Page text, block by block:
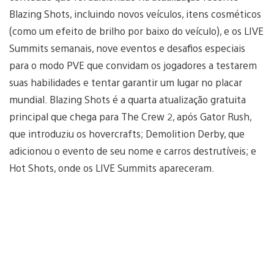
Blazing Shots, incluindo novos veículos, itens cosméticos
(como um efeito de brilho por baixo do veículo), e os LIVE
Summits semanais, nove eventos e desafios especiais
para o modo PVE que convidam os jogadores a testarem
suas habilidades e tentar garantir um lugar no placar
mundial. Blazing Shots é a quarta atualização gratuita
principal que chega para The Crew 2, após Gator Rush,
que introduziu os hovercrafts; Demolition Derby, que
adicionou o evento de seu nome e carros destrutíveis; e
Hot Shots, onde os LIVE Summits apareceram.